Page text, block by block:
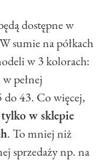
dostępne w
sumie na półkach
w 3 kolorach:
pełnej
43. Co więcej,
w sklepie
. To mniej niż
sprzedaży np. na